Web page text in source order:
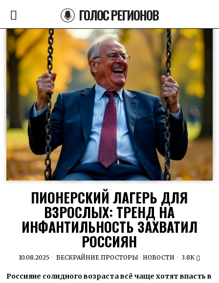
ГОЛОС РЕГИОНОВ
ПИОНЕРСКИЙ ЛАГЕРЬ ДЛЯ
ВЗРОСЛЫХ: ТРЕНД НА
ИНФАНТИЛЬНОСТЬ ЗАХВАТИЛ
РОССИЯН
10.08.2025 БЕСКРАЙНИЕ ПРОСТОРЫ · НОВОСТИ 3.8K
Россияне солидного возраста всё чаще хотят впасть в